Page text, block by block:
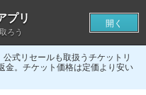
式リセールも取扱うチケットリ
金。チケット価格は定価より安い
プリ
ろう
開く